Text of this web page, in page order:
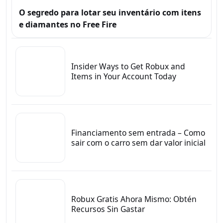
O segredo para lotar seu inventário com itens
e diamantes no Free Fire
Insider Ways to Get Robux and
Items in Your Account Today
Financiamento sem entrada – Como
sair com o carro sem dar valor inicial
Robux Gratis Ahora Mismo: Obtén
Recursos Sin Gastar